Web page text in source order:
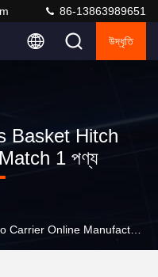
86-13863989651
উদ্ধৃতি
Basket Hitch
1 পণ্য